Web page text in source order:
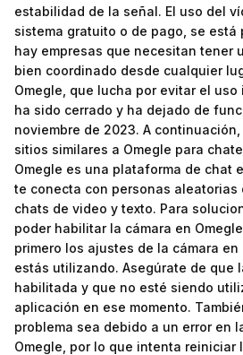
estabilidad de la señal. El uso del
sistema gratuito o de pago, se está
hay empresas que necesitan tener
bien coordinado desde cualquier
Omegle, que lucha por evitar el uso
ha sido cerrado y ha dejado de
noviembre de 2023. A
sitios similares a Omegle para
Omegle es una plataforma de chat
te conecta con personas aleatorias
chats de video y texto. Para
poder habilitar la cámara en
primero los ajustes de la cámara
estás utilizando. Asegúrate de que
habilitada y que no esté siendo
aplicación en ese momento.
problema sea debido a un error en
Omegle, por lo que intenta reiniciar